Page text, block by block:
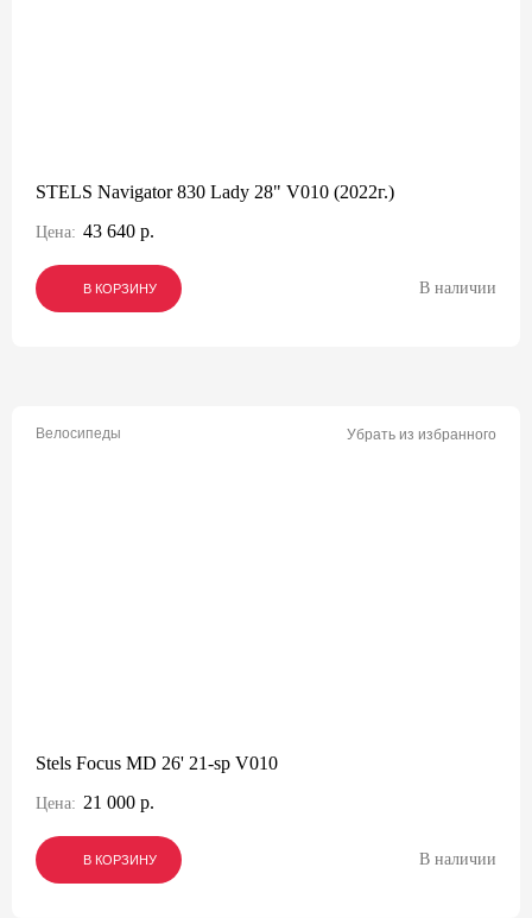
STELS Navigator 830 Lady 28" V010 (2022г.)
Цена: 43 640 р.
В КОРЗИНУ
В КОРЗИНУ
В КОРЗИНУ В наличии
Велосипеды Убрать из избранного
Stels Focus MD 26' 21-sp V010
Цена: 21 000 р.
В КОРЗИНУ
В КОРЗИНУ
В КОРЗИНУ В наличии